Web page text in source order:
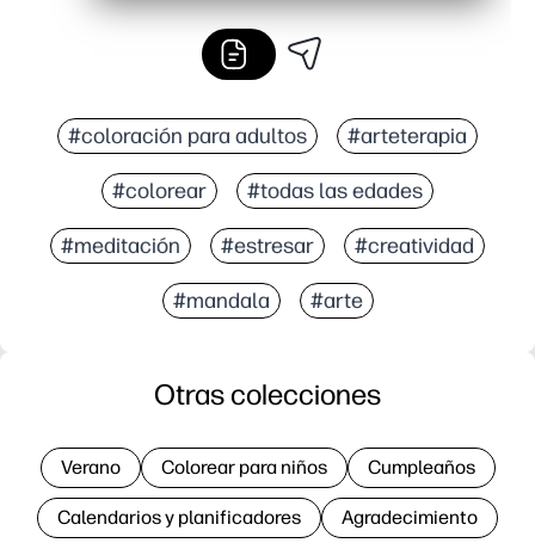
#coloración para adultos #arteterapia
#colorear #todas las edades
#meditación #estresar #creatividad
#mandala #arte
Otras colecciones
Verano Colorear para niños Cumpleaños
Calendarios y planificadores Agradecimiento